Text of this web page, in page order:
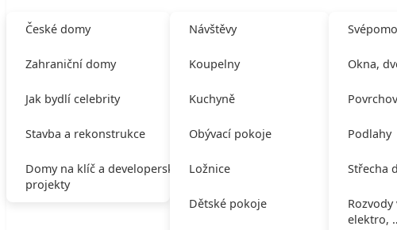
České domy
Zahraniční domy
Jak bydlí celebrity
Stavba a rekonstrukce
Domy na klíč a developerské
projekty
Návštěvy
Koupelny
Kuchyně
Obývací pokoje
Ložnice
Dětské pokoje
Okna,
Podlahy
Střecha
Rozvody
elektro,